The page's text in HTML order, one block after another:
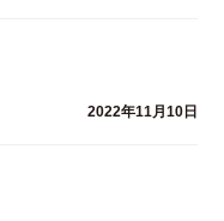
2022年11月10日